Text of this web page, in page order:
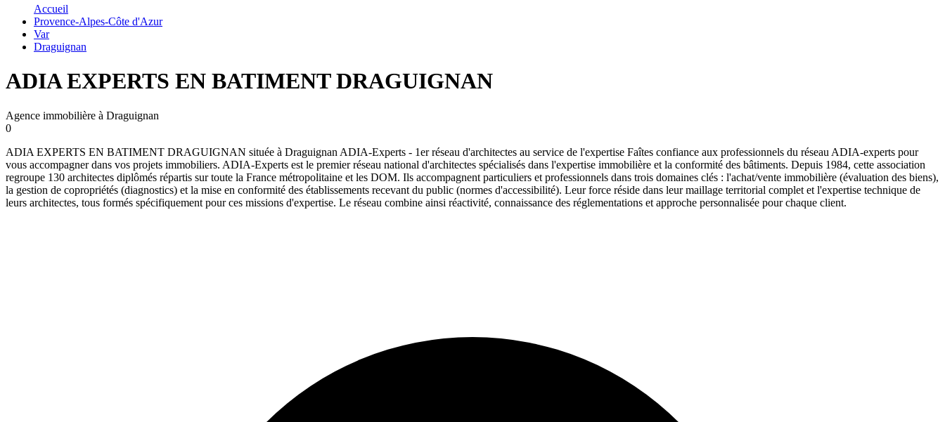
Accueil
Provence-Alpes-Côte d'Azur
Var
Draguignan
ADIA EXPERTS EN BATIMENT DRAGUIGNAN
Agence immobilière à Draguignan
0
ADIA EXPERTS EN BATIMENT DRAGUIGNAN située à Draguignan ADIA-Experts - 1er réseau d'architectes au service de l'expertise Faîtes confiance aux professionnels du réseau ADIA-experts pour
vous accompagner dans vos projets immobiliers. ADIA-Experts est le premier réseau national d'architectes spécialisés dans l'expertise immobilière et la conformité des bâtiments. Depuis 1984, cette association
regroupe 130 architectes diplômés répartis sur toute la France métropolitaine et les DOM. Ils accompagnent particuliers et professionnels dans trois domaines clés : l'achat/vente immobilière (évaluation des biens),
la gestion de copropriétés (diagnostics) et la mise en conformité des établissements recevant du public (normes d'accessibilité). Leur force réside dans leur maillage territorial complet et l'expertise technique de
leurs architectes, tous formés spécifiquement pour ces missions d'expertise. Le réseau combine ainsi réactivité, connaissance des réglementations et approche personnalisée pour chaque client.